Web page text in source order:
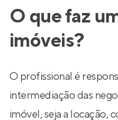
O que faz
imóveis?
O profissional é
intermediação das
imóvel, seja a locação,